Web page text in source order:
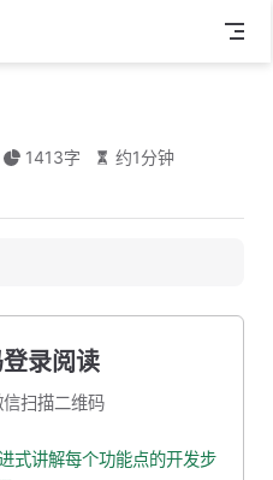
1413字 约1分钟
录阅读
扫描二维码
式讲解每个功能点的开发步